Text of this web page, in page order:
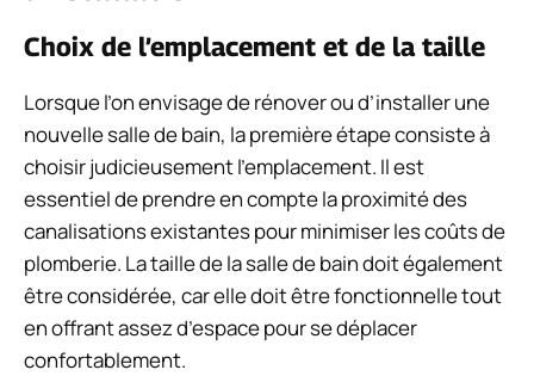
Choix de l’emplacement et de la taille
Lorsque l’on envisage de rénover ou d’installer une
nouvelle salle de bain, la première étape consiste à
choisir judicieusement l’emplacement. Il est
essentiel de prendre en compte la proximité des
canalisations existantes pour minimiser les coûts de
plomberie. La taille de la salle de bain doit également
être considérée, car elle doit être fonctionnelle tout
en offrant assez d’espace pour se déplacer
confortablement.